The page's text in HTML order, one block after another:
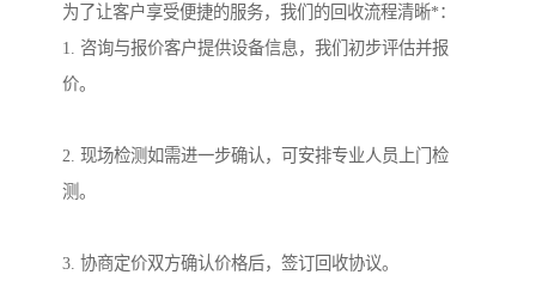
为了让客户享受便捷的服务，我们的回收流程清晰*：
1. 咨询与报价客户提供设备信息，我们初步评估并报
价。
2. 现场检测如需进一步确认，可安排专业人员上门检
测。
3. 协商定价双方确认价格后，签订回收协议。